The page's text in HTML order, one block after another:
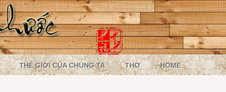
THẾ GIỚI CỦA CHÚNG TA THƠ HOME